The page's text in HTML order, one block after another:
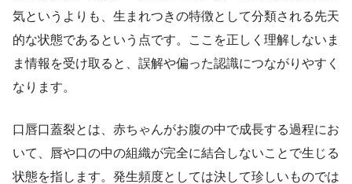
気というよりも、生まれつきの特徴として分類される先天
的な状態であるという点です。ここを正しく理解しないま
ま情報を受け取ると、誤解や偏った認識につながりやすく
なります。
口唇口蓋裂とは、赤ちゃんがお腹の中で成長する過程にお
いて、唇や口の中の組織が完全に結合しないことで生じる
状態を指します。発生頻度としては決して珍しいものでは